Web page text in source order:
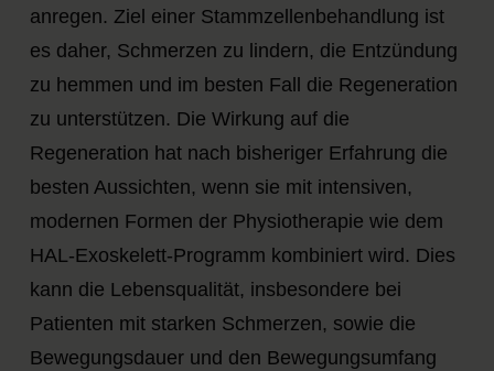
anregen. Ziel einer Stammzellenbehandlung ist
es daher, Schmerzen zu lindern, die Entzündung
zu hemmen und im besten Fall die Regeneration
zu unterstützen. Die Wirkung auf die
Regeneration hat nach bisheriger Erfahrung die
besten Aussichten, wenn sie mit intensiven,
modernen Formen der Physiotherapie wie dem
HAL-Exoskelett-Programm kombiniert wird. Dies
kann die Lebensqualität, insbesondere bei
Patienten mit starken Schmerzen, sowie die
Bewegungsdauer und den Bewegungsumfang